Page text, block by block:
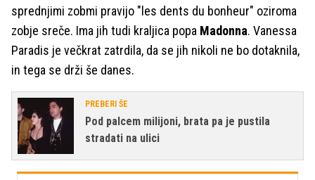
sprednjimi zobmi pravijo "les dents du bonheur" oziroma
zobje sreče. Ima jih tudi kraljica popa Madonna. Vanessa
Paradis je večkrat zatrdila, da se jih nikoli ne bo dotaknila,
in tega se drži še danes.
PREBERI ŠE
Pod palcem milijoni, brata pa je pustila
stradati na ulici